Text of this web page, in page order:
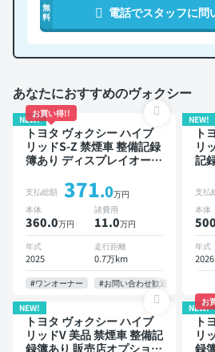
無
料
電話でスタッフに問
あなたにおすすめのヴォクシー
NEW!
お買い得!!
トヨタ ヴォクシー ハイブ
リッドS-Z 禁煙車 整備記録
簿あり ディスプレイオーデ
インドスポットモニター デ
ジタルインナーミラー オー
トクルーズ 3列シート スマ
ートキー ETC 電動バック
ドア バックモニター 全方
位カメラ ドライブレコーダ
ー 衝突軽減 両側電動スラ
イドドア 7人乗り
支払総額 371.0万円
本体
360.0万円
諸費用
11.0万円
年式
2025
走行距離
0.7万km
#ワンオーナー #お問い合わせ歓迎
NEW!
ト
リ
記
TV
ニ
ラ
ー
動
ー
レ
支払
本体
年式
2026
NEW!
トヨタ ヴォクシー ハイブ
リッドV 美品 禁煙車 整備記
録簿あり 販売店オプション
NEW!
お
ト
リ
録